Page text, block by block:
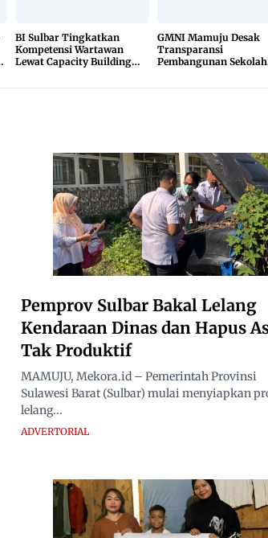
BI Sulbar Tingkatkan
Kompetensi Wartawan
Lewat Capacity Building
GMNI Mamuju Desak
Transparansi
Pembangunan Sekolah
Material Dibuka
Pemprov Sulbar Bakal Lelang
Kendaraan Dinas dan Hapus
Tak Produktif
MAMUJU, Mekora.id – Pemerintah Provinsi
Sulawesi Barat (Sulbar) mulai menyiapkan
lelang...
ADVERTORIAL